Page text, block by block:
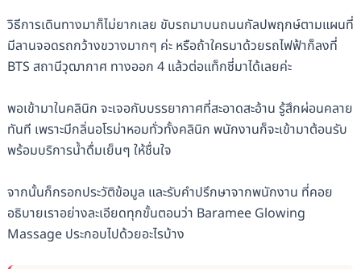
วิธีการเดินทางมาก็ไม่ยากเลย ขับรถมาบนถนนกัลปพฤกษ์ตามแผนที่
มีลานจอดรถกว้างขวางมากๆ ค่ะ หรือถ้าใครมาด้วยรถไฟฟ้าก็ลงที่
BTS สถานีวุฒากาศ ทางออก 4 แล้วต่อแท็กซี่มาได้เลยค่ะ
พอเข้ามาในคลินิก จะเจอกับบรรยากาศที่สะอาดสะอ้าน รู้สึกผ่อนคลาย
ทันที เพราะมีกลิ่นอโรม่าหอมทั่วทั้งคลินิก พนักงานก็จะเข้ามาต้อนรับ
พร้อมบริการน้ำดื่มเย็นๆ ให้ชื่นใจ
จากนั้นก็กรอกประวัติข้อมูล และรับคำปรึกษาจากพนักงาน ที่คอย
อธิบายเราอย่างละเอียดทุกขั้นตอนว่า Baramee Glowing
Massage ประกอบไปด้วยอะไรบ้าง